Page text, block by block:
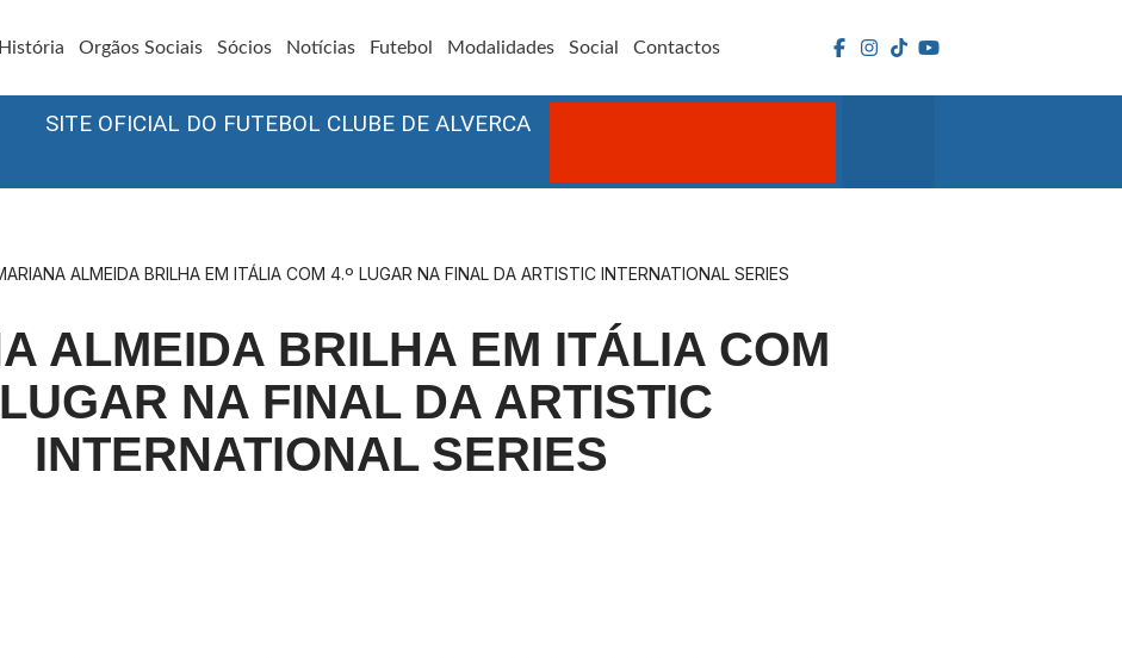
História Orgãos Sociais Sócios Notícias Futebol Modalidades Social Contactos
SITE OFICIAL DO FUTEBOL CLUBE DE ALVERCA
ALMEIDA BRILHA EM ITÁLIA COM 4.º LUGAR NA FINAL DA ARTISTIC INTERNATIONAL SERIES
ALMEIDA BRILHA EM ITÁLIA COM
NA FINAL DA ARTISTIC
INTERNATIONAL SERIES